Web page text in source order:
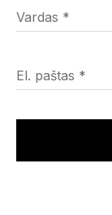
Vardas *
El. paštas *